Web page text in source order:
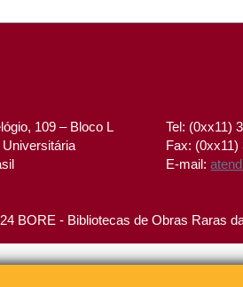
109 – Bloco L
Tel: (0xx11)
Fax: (0xx11)
E-mail:
BORE - Bibliotecas de Obras Raras